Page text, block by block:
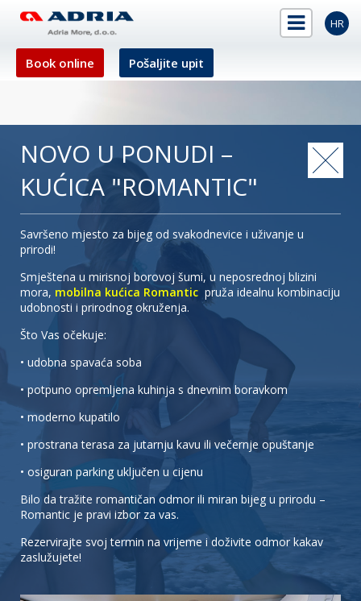
HR
Book online Pošaljite upit
NOVO U PONUDI –
KUĆICA "ROMANTIC"
Savršeno mjesto za bijeg od svakodnevice i uživanje u
prirodi!
Smještena u mirisnoj borovoj šumi, u neposrednoj blizini
mora, mobilna kućica Romantic pruža idealnu kombinaciju
udobnosti i prirodnog okruženja.
Što Vas očekuje:
• udobna spavaća soba
• potpuno opremljena kuhinja s dnevnim boravkom
• moderno kupatilo
• prostrana terasa za jutarnju kavu ili večernje opuštanje
• osiguran parking uključen u cijenu
Bilo da tražite romantičan odmor ili miran bijeg u prirodu –
Romantic je pravi izbor za vas.
Rezervirajte svoj termin na vrijeme i doživite odmor kakav
zaslužujete!